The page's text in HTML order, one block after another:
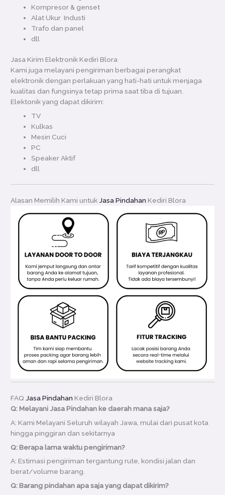
Kompresor & genset
Alat Ukur Industi
Trafo dan panel
dll
Jasa Kirim Elektronik Kediri Blora
Kami juga melayani pengiriman berbagai perangkat
elektronik dengan perlakuan yang hati-hati untuk menjaga
kualitas dan fungsinya tetap prima saat tiba di tujuan.
Elektonik yang dapat dikirim:
TV
Kulkas
Mesin Cuci
PC
Speaker Aktif
dll
Alasan Memilih Kami untuk Jasa Pindahan Kediri Blora
FAQ Jasa Pindahan Kediri Blora
Q: Melayani Jasa Pindahan ke daerah mana saja?
A: Kami Melayani Seluruh wilayah Jawa, mulai dari pusat kota
hingga pinggiran dan sekitarnya
Q: Berapa lama waktu pengiriman?
A: Estimasi pengiriman tergantung rute, kondisi jalan dan
berat/volume barang.
Q: Barang pindahan apa saja yang dapat dikirim?